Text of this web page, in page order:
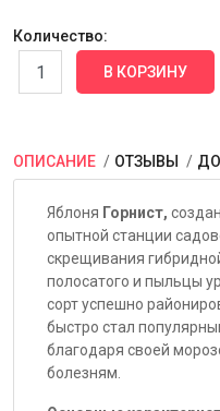
Количество:
ОПИСАНИЕ ОТЗЫВЫ
Яблоня Горнист,
опытной станции
скрещивания
полосатого и пыльцы
сорт успешно
быстро стал
благодаря своей
болезням.